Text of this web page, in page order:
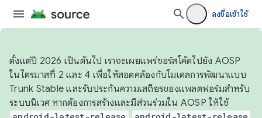
ลงชื่อเข้าใช้
ตั้งแต่ปี 2026 เป็นต้นไป เราจะเผยแพร่ซอร์สโค้ดไปยัง AOSP
ในไตรมาสที่ 2 และ 4 เพื่อให้สอดคล้องกับโมเดลการพัฒนาแบบ
Trunk Stable และรับประกันความเสถียรของแพลตฟอร์มสำหรับ
ระบบนิเวศ หากต้องการสร้างและมีส่วนร่วมใน AOSP ให้ใช้